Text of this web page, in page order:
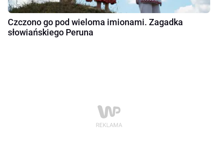
Czczono go pod wieloma imionami. Zagadka
słowiańskiego Peruna